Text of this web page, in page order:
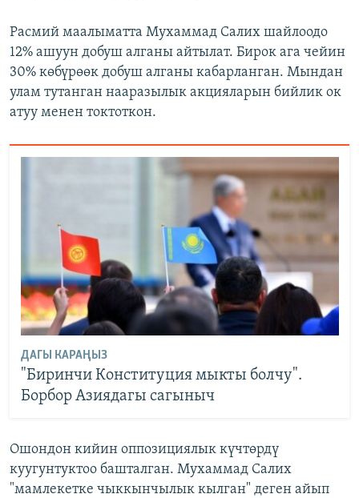
Расмий маалыматта Мухаммад Салих шайлоодо
12% ашуун добуш алганы айтылат. Бирок ага чейин
30% көбүрөөк добуш алганы кабарланган. Мындан
улам тутанган нааразылык акцияларын бийлик ок
атуу менен токтоткон.
ДАГЫ КАРАҢЫЗ
"Биринчи Конституция мыкты болчу".
Борбор Азиядагы сагыныч
Ошондон кийин оппозициялык күчтөрдү
куугунтуктоо башталган. Мухаммад Салих
"мамлекетке чыккынчылык кылган" деген айып